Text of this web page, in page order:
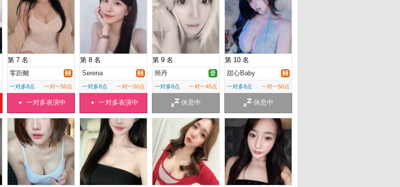
第 7 名
零距離
一对多8点 一对一50点
一对多表演中
第 8 名
Serena
一对多8点 一对一50点
一对多表演中
第 9 名
簡丹
一对多8点 一对一45点
休息中
第 10 名
甜心Baby
一对多8点 一对一50点
休息中